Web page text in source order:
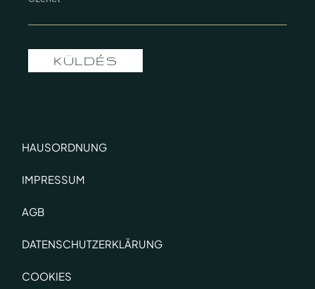
KÜLDÉS
HAUSORDNUNG
IMPRESSUM
AGB
DATENSCHUTZERKLÄRUNG
COOKIES